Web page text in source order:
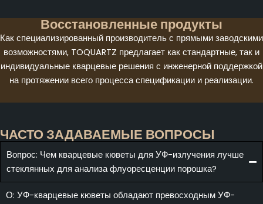
Восстановленные продукты
Как специализированный производитель с прямыми заводскими
возможностями, TOQUARTZ предлагает как стандартные, так и
индивидуальные кварцевые решения с инженерной поддержкой
на протяжении всего процесса спецификации и реализации.
ЧАСТО ЗАДАВАЕМЫЕ ВОПРОСЫ
Вопрос: Чем кварцевые кюветы для УФ-излучения лучше
стеклянных для анализа флуоресценции порошка?
О: УФ-кварцевые кюветы обладают превосходным УФ-